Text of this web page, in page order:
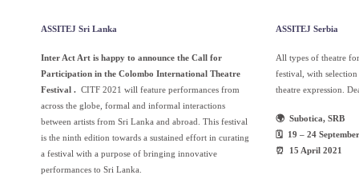
ASSITEJ Sri Lanka
Inter Act Art is happy to announce the Call for
Participation in the Colombo International Theatre
Festival .
CITF 2021 will feature performances from
across the globe, formal and informal interactions
between artists from Sri Lanka and abroad. This festival
is the ninth edition towards a sustained effort in curating
a festival with a purpose of bringing innovative
performances to Sri Lanka.
ASSITEJ Serbia
All types of theatre
festival, with
theatre expression.
🌍 Subotica, SRB
🗓 19 – 24
⏰ 15 April 2021